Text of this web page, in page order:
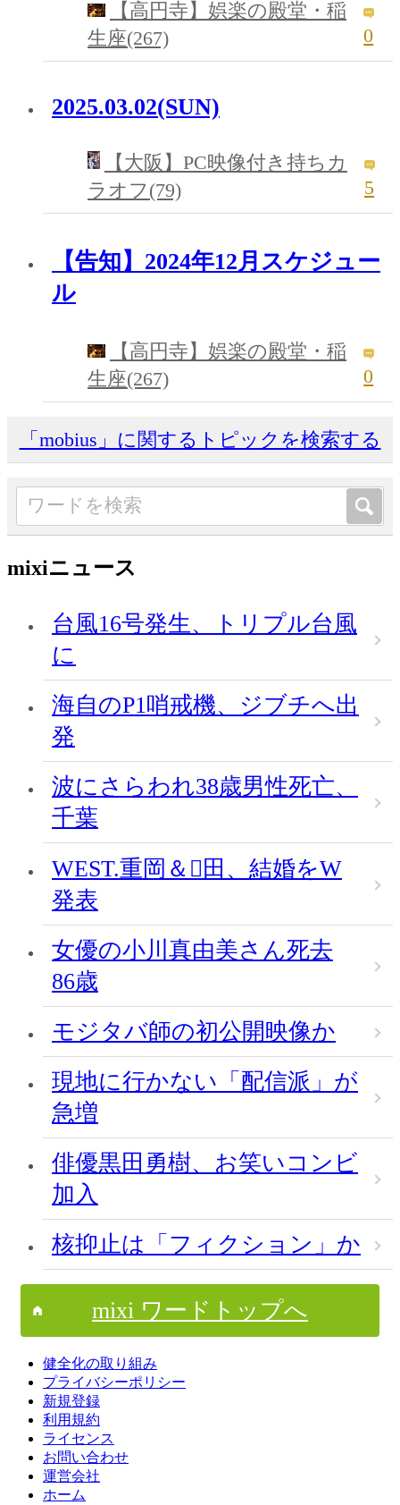
【高円寺】娯楽の殿堂・稲
生座(267)
0
2025.03.02(SUN)
【大阪】PC映像付き持ちカ
ラオフ(79)
5
【告知】2024年12月スケジュー
ル
【高円寺】娯楽の殿堂・稲
生座(267)
0
「mobius」に関するトピックを検索する
mixiニュース
台風16号発生、トリプル台風
に
海自のP1哨戒機、ジブチへ出
発
波にさらわれ38歳男性死亡、
千葉
WEST.重岡＆田、結婚をW
発表
女優の小川真由美さん死去
86歳
モジタバ師の初公開映像か
現地に行かない「配信派」が
急増
俳優黒田勇樹、お笑いコンビ
加入
核抑止は「フィクション」か
mixi ワードトップへ
健全化の取り組み
プライバシーポリシー
新規登録
利用規約
ライセンス
お問い合わせ
運営会社
ホーム